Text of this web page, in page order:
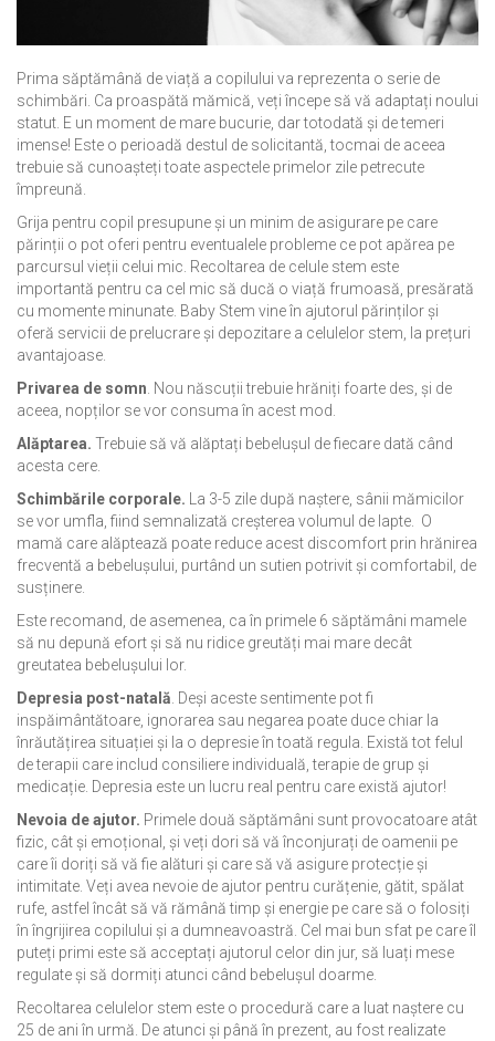
Prima săptămână de viață a copilului va reprezenta o serie de
schimbări. Ca proaspătă mămică, veți începe să vă adaptați noului
statut. E un moment de mare bucurie, dar totodată și de temeri
imense! Este o perioadă destul de solicitantă, tocmai de aceea
trebuie să cunoașteți toate aspectele primelor zile petrecute
împreună.
Grija pentru copil presupune și un minim de asigurare pe care
părinții o pot oferi pentru eventualele probleme ce pot apărea pe
parcursul vieții celui mic. Recoltarea de celule stem este
importantă pentru ca cel mic să ducă o viață frumoasă, presărată
cu momente minunate. Baby Stem vine în ajutorul părinților și
oferă servicii de prelucrare și depozitare a celulelor stem, la prețuri
avantajoase.
Privarea de somn . Nou născuții trebuie hrăniți foarte des, și de
aceea, nopților se vor consuma în acest mod.
Alăptarea. Trebuie să vă alăptați bebelușul de fiecare dată când
acesta cere.
Schimbările corporale. La 3-5 zile după naștere, sânii mămicilor
se vor umfla, fiind semnalizată creșterea volumul de lapte. O
mamă care alăptează poate reduce acest discomfort prin hrănirea
frecventă a bebelușului, purtând un sutien potrivit și comfortabil, de
susținere.
Este recomand, de asemenea, ca în primele 6 săptămâni mamele
să nu depună efort și să nu ridice greutăți mai mare decât
greutatea bebelușului lor.
Depresia post-natală . Deși aceste sentimente pot fi
inspăimântătoare, ignorarea sau negarea poate duce chiar la
înrăutățirea situației și la o depresie în toată regula. Există tot felul
de terapii care includ consiliere individuală, terapie de grup și
medicație. Depresia este un lucru real pentru care există ajutor!
Nevoia de ajutor. Primele două săptămâni sunt provocatoare atât
fizic, cât și emoțional, și veți dori să vă înconjurați de oamenii pe
care îi doriți să vă fie alături și care să vă asigure protecție și
intimitate. Veți avea nevoie de ajutor pentru curățenie, gătit, spălat
rufe, astfel încât să vă rămână timp și energie pe care să o folosiți
în îngrijirea copilului și a dumneavoastră. Cel mai bun sfat pe care îl
puteți primi este să acceptați ajutorul celor din jur, să luați mese
regulate și să dormiți atunci când bebelușul doarme.
Recoltarea celulelor stem este o procedură care a luat naștere cu
25 de ani în urmă. De atunci și până în prezent, au fost realizate